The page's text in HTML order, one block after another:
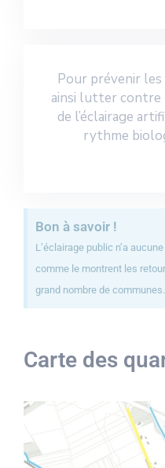
Pour prévenir
ainsi lutter
de l’éclairage
rythme
Bon à savoir !
L’éclairage public n’a
comme le montrent les
grand nombre de communes.
Carte des